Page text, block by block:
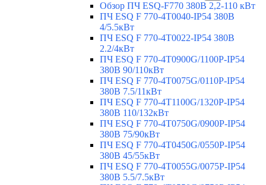
Обзор ПЧ ESQ-F770 380В 2,2-110 кВт
ПЧ ESQ F 770-4T0040-IP54 380В
4/5.5кВт
ПЧ ESQ F 770-4T0022-IP54 380В
2.2/4кВт
ПЧ ESQ F 770-4Т0900G/1100P-IP54
380В 90/110кВт
ПЧ ESQ F 770-4T0075G/0110P-IP54
380В 7.5/11кВт
ПЧ ESQ F 770-4T1100G/1320P-IP54
380В 110/132кВт
ПЧ ESQ F 770-4T0750G/0900P-IP54
380В 75/90кВт
ПЧ ESQ F 770-4T0450G/0550P-IP54
380В 45/55кВт
ПЧ ESQ F 770-4T0055G/0075P-IP54
380В 5.5/7.5кВт